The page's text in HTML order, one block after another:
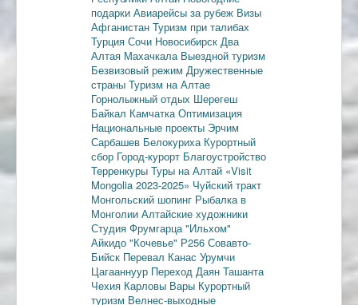
подарки Авиарейсы за рубеж Визы
Афганистан Туризм при талибах
Турция Сочи Новосибирск Два
Алтая Махачкала Выездной туризм
Безвизовый режим Дружественные
страны Туризм на Алтае
Горнолыжный отдых Шерегеш
Байкал КамчаткаОптимизация
Национальные проекты Эрчим
Сарбашев Белокуриха Курортный
сбор Город-курорт Благоустройство
Терренкуры Туры на Алтай «Visit
Mongolia 2023-2025» Чуйский тракт
Монгольский шопинг Рыбалка в
Монголии Алтайские художники
Студия Фрумгарца"Ильхом"
Айкидо "Кочевье" Р256 Совавто-
Бийск Перевал Канас Урумчи
Цагааннуур Переход Даян Ташанта
Чехия Карловы Вары Курортный
туризм Велнес-выходные